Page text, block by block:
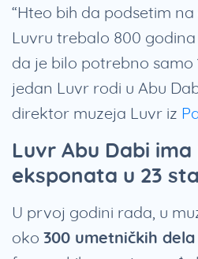
“Hteo bih da podsetim
Luvru trebalo 800
da je bilo potrebno samo
jedan Luvr rodi u Abu
direktor muzeja Luvr iz
Luvr Abu Dabi
eksponata u 23
U prvoj godini rada, u
oko 300 umetničkih dela